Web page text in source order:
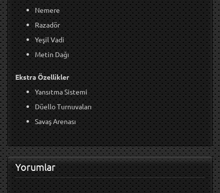
Nemere
Razadör
Yeşil Vadi
Metin Dağı
Ekstra Özellikler
Yansıtma Sistemi
Düello Turnuvaları
Savaş Arenası
Yorumlar